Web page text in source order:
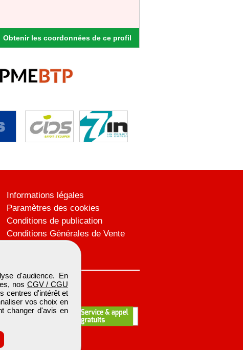
Obtenir les coordonnées de ce profil
d'audience. En
nos CGV / CGU
centres d'intérêt et
vos choix en
changer d'avis en
Informations légales
Paramètres des cookies
Conditions de publication
Conditions Générales de Vente